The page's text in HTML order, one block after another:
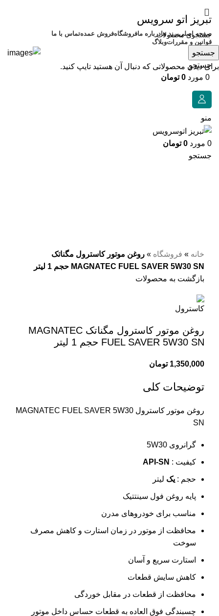
تبریز اتو سرویس
صفحه اصلیبرند هادرباره مافروشگاهفروش عمدهتماس با ما
قوانین و مقرراتوبلاگ
جستجو
0 مورد 0 تومان
منو
0 مورد 0 تومان
جستجو
خانه » فروشگاه » روغن موتور کاسترول مگناتک
MAGNATEC FUEL SAVER 5W30 SN حجم 1 لیتر
بازگشت به محصولات
روغن موتور کاسترول مگناتک MAGNATEC
FUEL SAVER 5W30 SN حجم 1 لیتر
1,350,000 تومان
توضیحات کلی
روغن موتور کاسترول MAGNATEC FUEL SAVER 5W30
SN
گرانروی 5W30
کیفیت : API-SN
حجم : یک لیتر
پایه روغن فول سینتتیک
مناسب برای خودروهای مدرن
محافظت از موتور در زمان استارت و کاهش مصرف
سوخت
استارت سریع و آسان
کاهش سایش قطعات
محافظت از قطعات در مقابل خوردگی
چسبندگی فوق العاده به قطعات حساس داخل موتور
جستجو
برای دیدن محصولاتی که دنبال آن هستید تایپ کنید.